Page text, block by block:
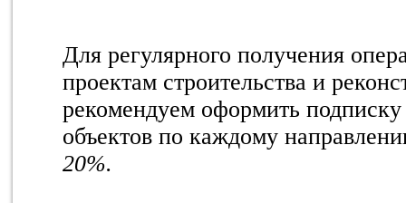
Для регулярного получения
проектам строительства и
рекомендуем оформить подписку
объектов по каждому
20%.